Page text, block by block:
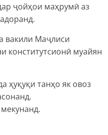
ҷойҳои маҳрумӣ аз
вакили Маҷлиси
конститутсионӣ муайян
ҳуқуқи танҳо як овоз